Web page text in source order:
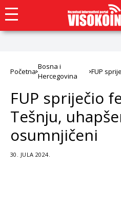
Početna
Bosna i
Hercegovina
FUP
FUP spriječio
Tešnju,
osumnjičeni
30. JULA 2024.